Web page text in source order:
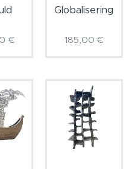
€
Globalisering
185,00 €